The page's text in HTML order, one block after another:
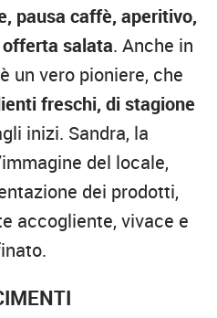
pausa caffè, aperitivo,
offerta salata. Anche in
un vero pioniere, che
freschi, di stagione
inizi. Sandra, la
del locale,
dei prodotti,
accogliente, vivace e